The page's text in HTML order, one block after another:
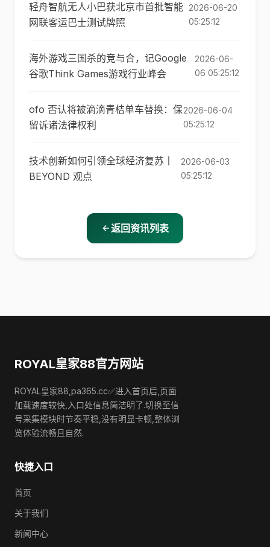
轻舟智航无人小巴获北京市首批智能
网联客运巴士测试牌照
2026-06-20
05:25:12
海外游戏三国杀的竞与合，记Google
谷歌Think Games游戏行业峰会
2026-06-
06 05:25:12
ofo 否认将被滴滴青桔单车替换：保
留诉诸法律权利
2026-06-04
05:25:12
技术创新如何引领全球经济复苏丨
BEYOND 观点
2026-06-03
05:25:12
返回资讯列表
ROYAL皇家88官方网站
ROYAL皇家88,pa365.cc✅进入首页后,页面
加载速度较快,入口处信息简洁明了.切换至信
号采集模块时节奏平稳,没有明显卡顿,整体浏
览体验流畅且自然.
快捷入口
首页
关于我们
新闻中心